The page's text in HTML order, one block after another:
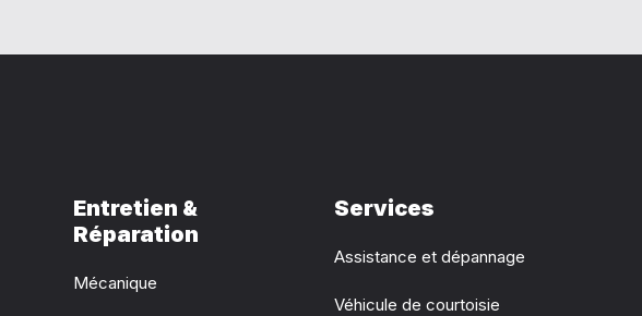
Entretien &
Réparation
Mécanique
Services
Assistance et dépannage
Véhicule de courtoisie